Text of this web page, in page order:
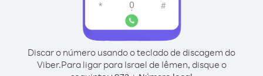
Discar o número usando o teclado de discagem do
Viber.Para ligar para Israel de Iêmen, disque o